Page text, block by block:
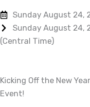
Sunday August 24,
Sunday August 24,
(Central Time)
Kicking Off the New
Event!